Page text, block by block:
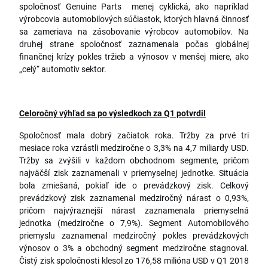
spoločnosť Genuine Parts menej cyklická, ako napríklad
výrobcovia automobilových súčiastok, ktorých hlavná činnosť
sa zameriava na zásobovanie výrobcov automobilov. Na
druhej strane spoločnosť zaznamenala počas globálnej
finančnej krízy pokles tržieb a výnosov v menšej miere, ako
„celý“ automotiv sektor.
Celoročný výhľad sa po výsledkoch za Q1 potvrdil
Spoločnosť mala dobrý začiatok roka. Tržby za prvé tri
mesiace roka vzrástli medziročne o 3,3% na 4,7 miliardy USD.
Tržby sa zvýšili v každom obchodnom segmente, pričom
najväčší zisk zaznamenali v priemyselnej jednotke. Situácia
bola zmiešaná, pokiaľ ide o prevádzkový zisk. Celkový
prevádzkový zisk zaznamenal medziročný nárast o 0,93%,
pričom najvýraznejší nárast zaznamenala priemyselná
jednotka (medziročne o 7,9%). Segment Automobilového
priemyslu zaznamenal medziročný pokles prevádzkových
výnosov o 3% a obchodný segment medziročne stagnoval.
Čistý zisk spoločnosti klesol zo 176,58 milióna USD v Q1 2018